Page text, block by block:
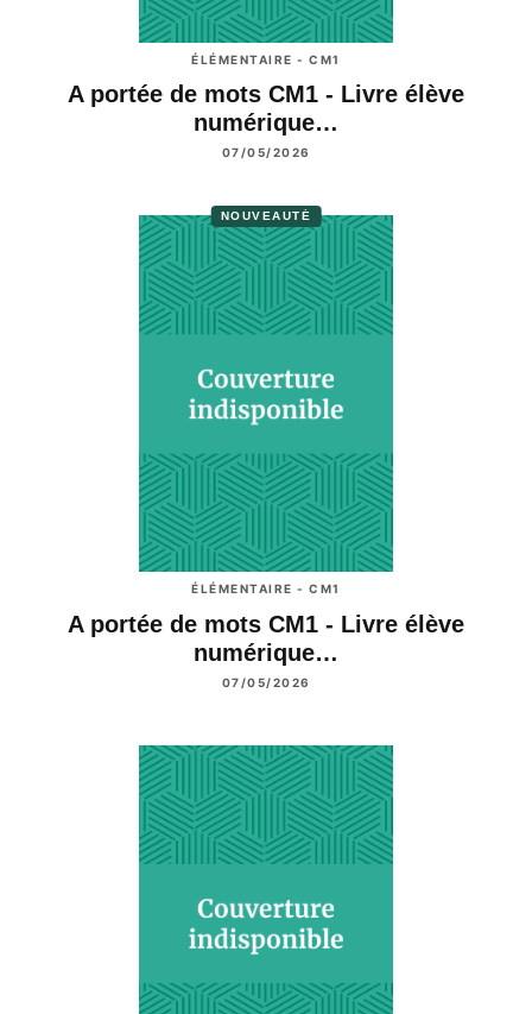
ÉLÉMENTAIRE - CM1
A portée de mots CM1 - Livre élève
numérique…
07/05/2026
NOUVEAUTÉ
ÉLÉMENTAIRE - CM1
A portée de mots CM1 - Livre élève
numérique…
07/05/2026